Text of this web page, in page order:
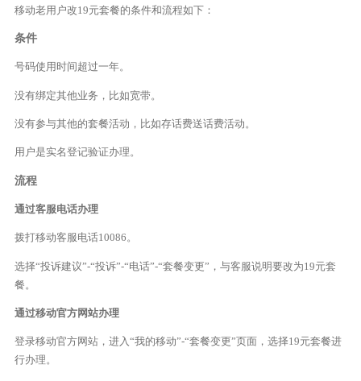
移动老用户改19元套餐的条件和流程如下：
条件
号码使用时间超过一年。
没有绑定其他业务，比如宽带。
没有参与其他的套餐活动，比如存话费送话费活动。
用户是实名登记验证办理。
流程
通过客服电话办理
拨打移动客服电话10086。
选择“投诉建议”-“投诉”-“电话”-“套餐变更”，与客服说明要改为19元套
餐。
通过移动官方网站办理
登录移动官方网站，进入“我的移动”-“套餐变更”页面，选择19元套餐进
行办理。